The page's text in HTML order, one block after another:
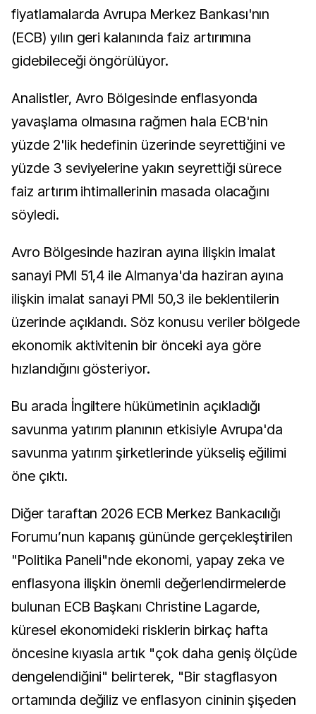
fiyatlamalarda Avrupa Merkez Bankası'nın
(ECB) yılın geri kalanında faiz artırımına
gidebileceği öngörülüyor.
Analistler, Avro Bölgesinde enflasyonda
yavaşlama olmasına rağmen hala ECB'nin
yüzde 2'lik hedefinin üzerinde seyrettiğini ve
yüzde 3 seviyelerine yakın seyrettiği sürece
faiz artırım ihtimallerinin masada olacağını
söyledi.
Avro Bölgesinde haziran ayına ilişkin imalat
sanayi PMI 51,4 ile Almanya'da haziran ayına
ilişkin imalat sanayi PMI 50,3 ile beklentilerin
üzerinde açıklandı. Söz konusu veriler bölgede
ekonomik aktivitenin bir önceki aya göre
hızlandığını gösteriyor.
Bu arada İngiltere hükümetinin açıkladığı
savunma yatırım planının etkisiyle Avrupa'da
savunma yatırım şirketlerinde yükseliş eğilimi
öne çıktı.
Diğer taraftan 2026 ECB Merkez Bankacılığı
Forumu’nun kapanış gününde gerçekleştirilen
"Politika Paneli"nde ekonomi, yapay zeka ve
enflasyona ilişkin önemli değerlendirmelerde
bulunan ECB Başkanı Christine Lagarde,
küresel ekonomideki risklerin birkaç hafta
öncesine kıyasla artık "çok daha geniş ölçüde
dengelendiğini" belirterek, "Bir stagflasyon
ortamında değiliz ve enflasyon cininin şişeden